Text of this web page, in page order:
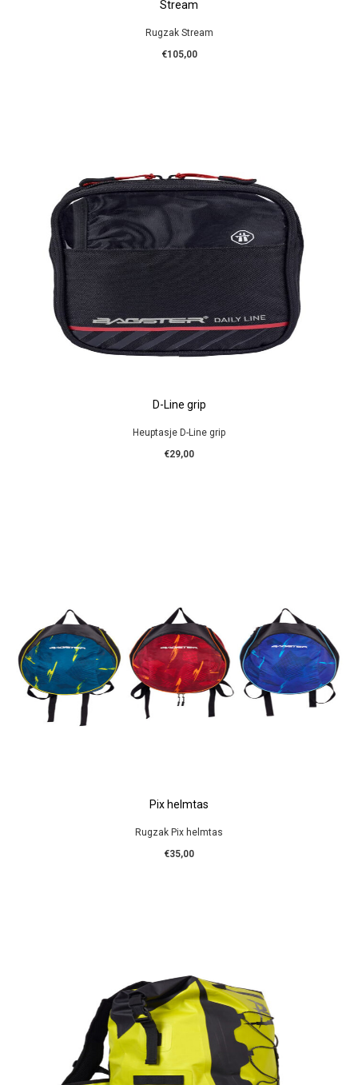
Stream
Rugzak Stream
€105,00
D-Line grip
Heuptasje D-Line grip
€29,00
Pix helmtas
Rugzak Pix helmtas
€35,00